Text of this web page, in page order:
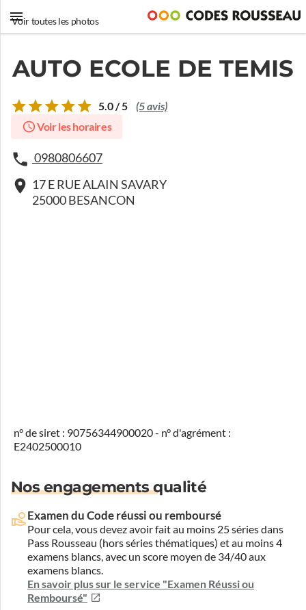
Voir toutes les photos
AUTO ECOLE DE TEMIS
5.0 / 5 (5 avis)
Voir les horaires
0980806607
17 E RUE ALAIN SAVARY
25000 BESANCON
n° de siret : 90756344900020 - n° d'agrément :
E2402500010
Nos engagements qualité
Examen du Code réussi ou remboursé
Pour cela, vous devez avoir fait au moins 25 séries dans
Pass Rousseau (hors séries thématiques) et au moins 4
examens blancs, avec un score moyen de 34/40 aux
examens blancs.
En savoir plus sur le service "Examen Réussi ou
Remboursé"